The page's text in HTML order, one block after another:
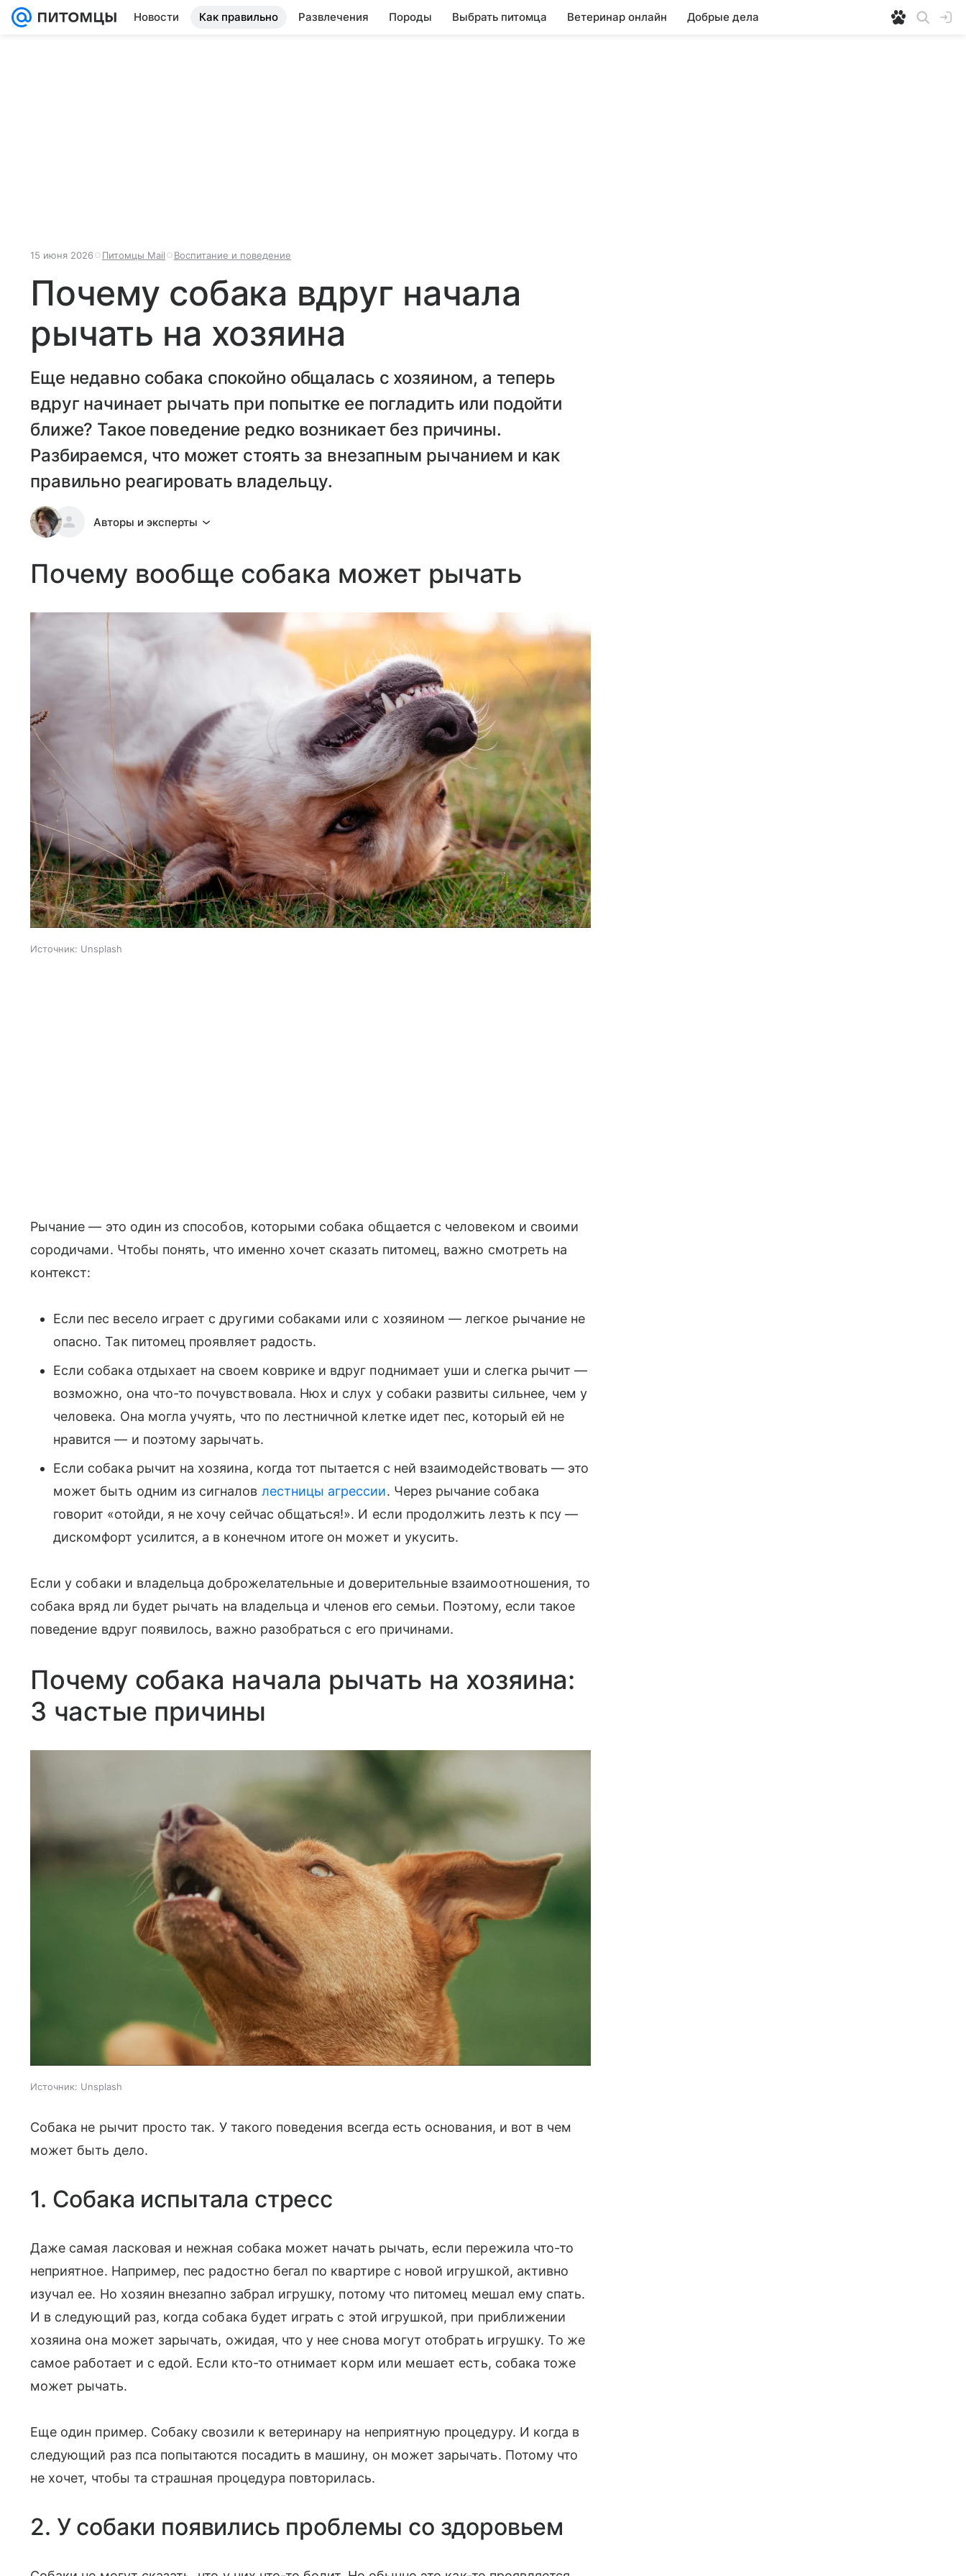
Новости Как правильно Развлечения Породы Выбрать питомца Ветеринар онлайн Добрые дела
15 июня 2026 Питомцы Mail Воспитание и поведение
Почему собака вдруг начала
рычать на хозяина
Еще недавно собака спокойно общалась с хозяином, а теперь
вдруг начинает рычать при попытке ее погладить или подойти
ближе? Такое поведение редко возникает без причины.
Разбираемся, что может стоять за внезапным рычанием и как
правильно реагировать владельцу.
Авторы и эксперты
Почему вообще собака может рычать
Источник: Unsplash
Рычание — это один из способов, которыми собака общается с человеком и своими
сородичами. Чтобы понять, что именно хочет сказать питомец, важно смотреть на
контекст:
Если пес весело играет с другими собаками или с хозяином — легкое рычание не
опасно. Так питомец проявляет радость.
Если собака отдыхает на своем коврике и вдруг поднимает уши и слегка рычит —
возможно, она что-то почувствовала. Нюх и слух у собаки развиты сильнее, чем у
человека. Она могла учуять, что по лестничной клетке идет пес, который ей не
нравится — и поэтому зарычать.
Если собака рычит на хозяина, когда тот пытается с ней взаимодействовать — это
может быть одним из сигналов лестницы агрессии. Через рычание собака
говорит «отойди, я не хочу сейчас общаться!». И если продолжить лезть к псу —
дискомфорт усилится, а в конечном итоге он может и укусить.
Если у собаки и владельца доброжелательные и доверительные взаимоотношения, то
собака вряд ли будет рычать на владельца и членов его семьи. Поэтому, если такое
поведение вдруг появилось, важно разобраться с его причинами.
Почему собака начала рычать на хозяина:
3 частые причины
Источник: Unsplash
Собака не рычит просто так. У такого поведения всегда есть основания, и вот в чем
может быть дело.
1. Собака испытала стресс
Даже самая ласковая и нежная собака может начать рычать, если пережила что-то
неприятное. Например, пес радостно бегал по квартире с новой игрушкой, активно
изучал ее. Но хозяин внезапно забрал игрушку, потому что питомец мешал ему спать.
И в следующий раз, когда собака будет играть с этой игрушкой, при приближении
хозяина она может зарычать, ожидая, что у нее снова могут отобрать игрушку. То же
самое работает и с едой. Если кто-то отнимает корм или мешает есть, собака тоже
может рычать.
Еще один пример. Собаку свозили к ветеринару на неприятную процедуру. И когда в
следующий раз пса попытаются посадить в машину, он может зарычать. Потому что
не хочет, чтобы та страшная процедура повторилась.
2. У собаки появились проблемы со здоровьем